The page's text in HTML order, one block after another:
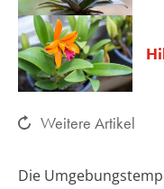
Weitere Artikel
Die